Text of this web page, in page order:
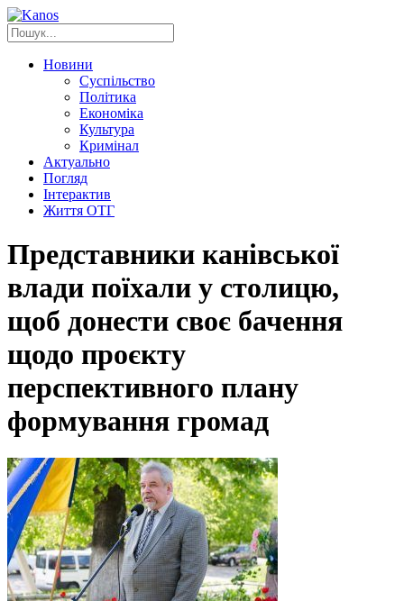
Новини
Суспільство
Політика
Економіка
Культура
Кримінал
Актуально
Погляд
Інтерактив
Життя ОТГ
Представники канівської
влади поїхали у столицю,
щоб донести своє бачення
щодо проєкту
перспективного плану
формування громад